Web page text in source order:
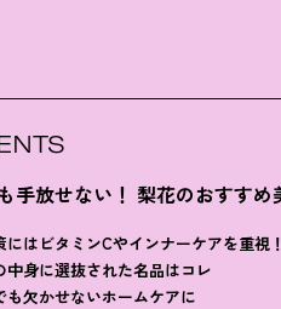
手放せない ！ 梨花のおすすめ
にはビタミンCやインナーケアを重視 ！
中身に選抜された名品はコレ
も欠かせないホームケアに